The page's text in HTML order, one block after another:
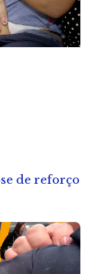
de reforço